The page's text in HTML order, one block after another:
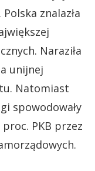
znalazła
Naraziła
unijnej
Natomiast
spowodowały
PKB przez